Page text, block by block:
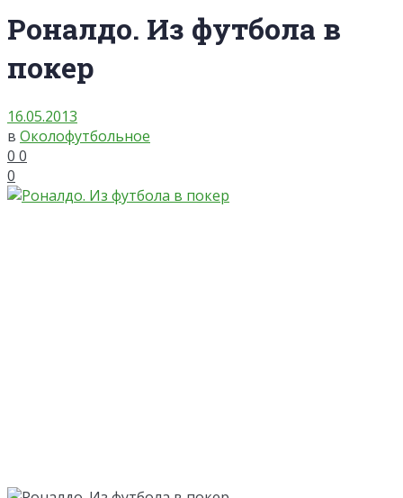
Роналдо. Из футбола в
покер
16.05.2013
в Околофутбольное
0 0
0